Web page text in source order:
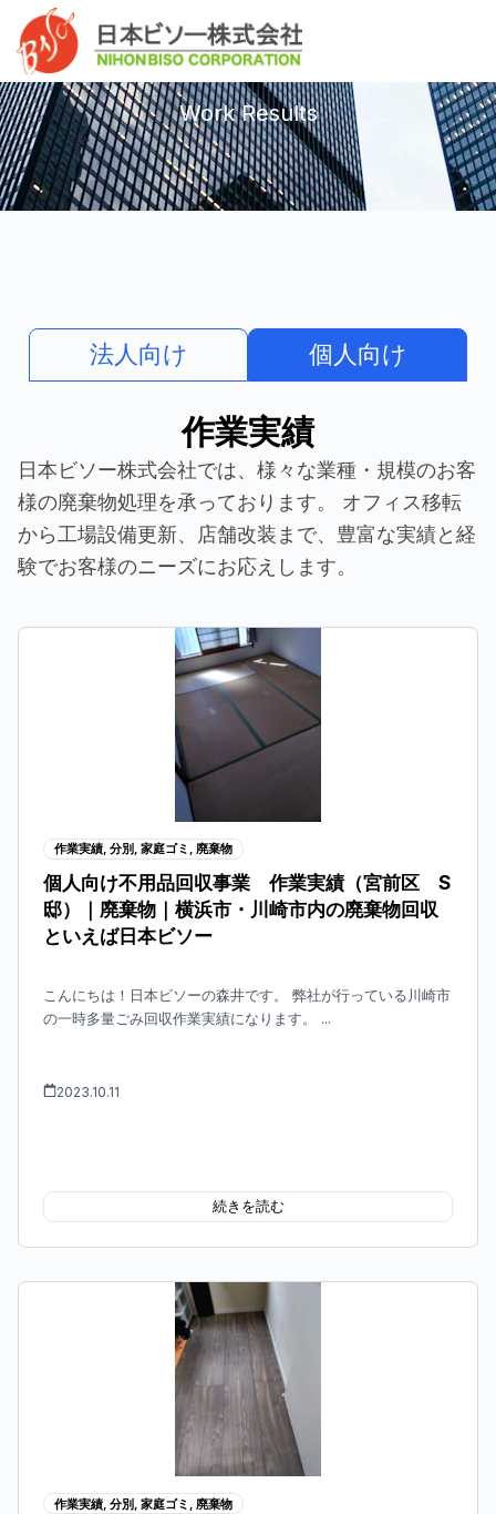
ッ
プ
ス
キ
ッ
プ
作業実績
Work Results
法人向け 個人向け
作業実績
日本ビソー株式会社では、様々な業種・規模のお客
様の廃棄物処理を承っております。 オフィス移転
から工場設備更新、店舗改装まで、豊富な実績と経
験でお客様のニーズにお応えします。
作業実績, 分別 , 家庭ゴミ , 廃棄物
個人向け不用品回収事業 作業実績（宮前区 S
邸）｜廃棄物｜横浜市・川崎市内の廃棄物回収
といえば日本ビソー
こんにちは！日本ビソーの森井です。 弊社が行っている川崎市
の一時多量ごみ回収作業実績になります。 ...
2023.10.11
続きを読む
作業実績, 分別, 家庭ゴミ 廃棄物
P
a
g
e
P
a
g
e
P
a
g
a
g